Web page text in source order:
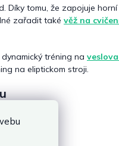
Díky tomu, že zapojuje
zařadit také věž na
tréning na
na eliptickom stroji.